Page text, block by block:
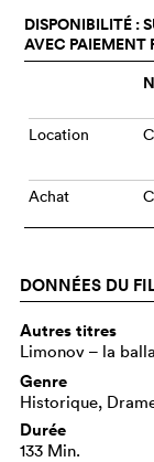
DISPONIBILITÉ :
AVEC PAIEMENT
Location
Achat
DONNÉES DU
Autres titres
Limonov – la
Genre
Historique,
Durée
133 Min.